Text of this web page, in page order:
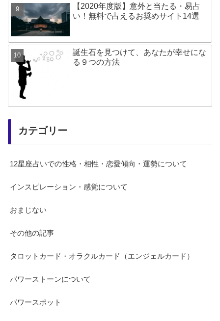
【2020年度版】意外と当たる・易占
い！無料で占えるお奨めサイト14選
誕生石を見つけて、あなたが幸せにな
る９つの方法
カテゴリー
12星座占いでの性格・相性・恋愛傾向・運勢について
インスピレーション・感覚について
おまじない
その他の記事
タロットカード・オラクルカード（エンジェルカード）
パワーストーンについて
パワースポット